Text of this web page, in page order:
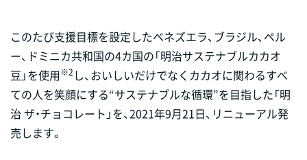
このたび支援目標を設定したベネズエラ、ブラジル、ペル
ー、ドミニカ共和国の4カ国の「明治サステナブルカカオ
豆」を使用※2 し、おいしいだけでなくカカオに関わるすべ
ての人を笑顔にする“サステナブルな循環”を目指した「明
治 ザ・チョコレート」を、2021年9月21日、リニューアル発
売します。